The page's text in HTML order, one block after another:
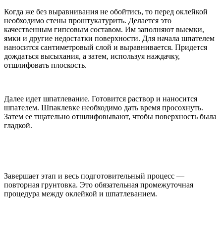
Когда же без выравнивания не обойтись, то перед оклейкой
необходимо стены проштукатурить. Делается это
качественным гипсовым составом. Им заполняют выемки,
ямки и другие недостатки поверхности. Для начала шпателем
наносится сантиметровый слой и выравнивается. Придется
дождаться высыхания, а затем, используя наждачку,
отшлифовать плоскость.
Далее идет шпатлевание. Готовится раствор и наносится
шпателем. Шпаклевке необходимо дать время просохнуть.
Затем ее тщательно отшлифовывают, чтобы поверхность была
гладкой.
Завершает этап и весь подготовительный процесс —
повторная грунтовка. Это обязательная промежуточная
процедура между оклейкой и шпатлеванием.